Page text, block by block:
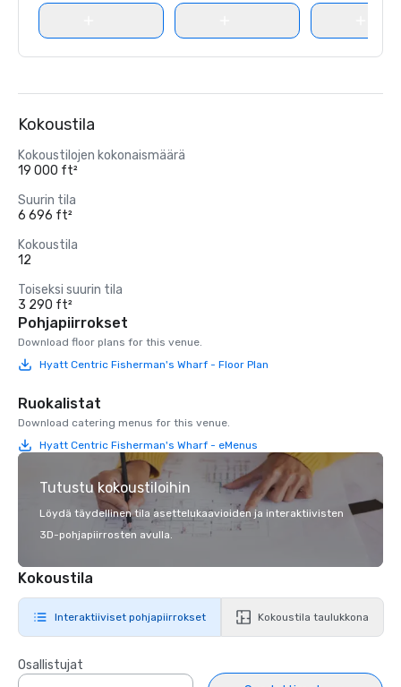
Kokoustila
Kokoustilojen kokonaismäärä
19 000 ft²
Suurin tila
6 696 ft²
Kokoustila
12
Toiseksi suurin tila
3 290 ft²
Pohjapiirrokset
Download floor plans for this venue.
Hyatt Centric Fisherman's Wharf - Floor Plan
Ruokalistat
Download catering menus for this venue.
Hyatt Centric Fisherman's Wharf - eMenus
Tutustu kokoustiloihin
Löydä täydellinen tila asettelukaavioiden ja interaktiivisten
3D-pohjapiirrosten avulla.
Kokoustila
Interaktiiviset pohjapiirrokset Kokoustila taulukkona
Osallistujat